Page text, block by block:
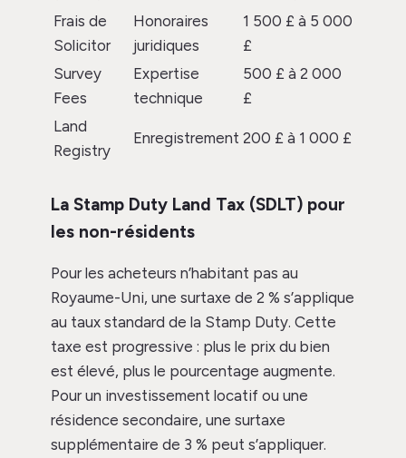
Frais de
Solicitor
Honoraires
juridiques
1 500 £ à 5 000
£
Survey
Fees
Expertise
technique
500 £ à 2 000
£
Land
Registry
Enregistrement 200 £ à 1 000 £
La Stamp Duty Land Tax (SDLT) pour
les non-résidents
Pour les acheteurs n’habitant pas au
Royaume-Uni, une surtaxe de 2 % s’applique
au taux standard de la Stamp Duty. Cette
taxe est progressive : plus le prix du bien
est élevé, plus le pourcentage augmente.
Pour un investissement locatif ou une
résidence secondaire, une surtaxe
supplémentaire de 3 % peut s’appliquer.